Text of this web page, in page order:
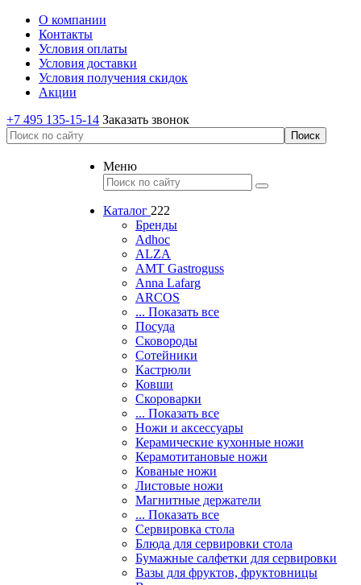
О компании
Контакты
Условия оплаты
Условия доставки
Условия получения скидок
Акции
+7 495 135-15-14 Заказать звонок
Меню
Каталог 222
Бренды
Adhoc
ALZA
AMT Gastroguss
Anna Lafarg
ARCOS
... Показать все
Посуда
Сковороды
Сотейники
Кастрюли
Ковши
Скороварки
... Показать все
Ножи и аксессуары
Керамические кухонные ножи
Керамотитановые ножи
Кованые ножи
Листовые ножи
Магнитные держатели
... Показать все
Сервировка стола
Блюда для сервировки стола
Бумажные салфетки для сервировки
Вазы для фруктов, фруктовницы